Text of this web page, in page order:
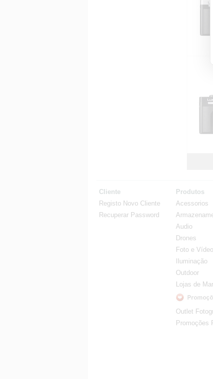
Cliente
Registo Novo Cliente
Recuperar Password
Produtos
Acessorios
Audio
Drones
Foto e Vídeo
Iluminação
Outdoor
Lojas de
Outlet
Promoções